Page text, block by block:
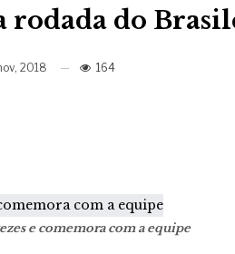
rodada do
2018 164
e comemora com a equipe